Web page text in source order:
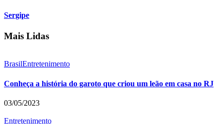
Sergipe
Mais Lidas
BrasilEntretenimento
Conheça a história do garoto que criou um leão em casa no RJ
03/05/2023
Entretenimento